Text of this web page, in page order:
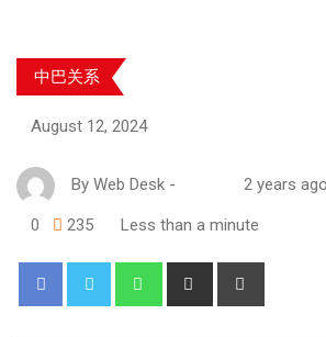
中巴关系
August 12, 2024
By Web Desk - 2 years ago
0 235 Less than a minute